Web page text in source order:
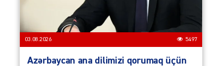
03.08.2026 5497
Azərbaycan ana dilimizi qorumaq üçün